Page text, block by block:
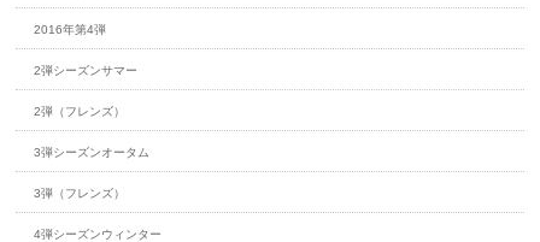
2016年第4弾
2弾シーズンサマー
2弾（フレンズ）
3弾シーズンオータム
3弾（フレンズ）
4弾シーズンウィンター